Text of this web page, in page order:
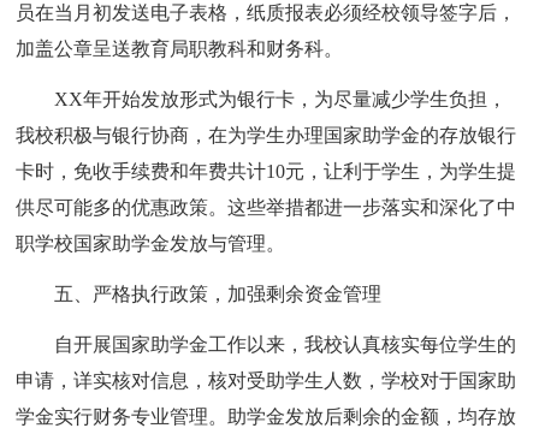
员在当月初发送电子表格，纸质报表必须经校领导签字后，
加盖公章呈送教育局职教科和财务科。
XX年开始发放形式为银行卡，为尽量减少学生负担，
我校积极与银行协商，在为学生办理国家助学金的存放银行
卡时，免收手续费和年费共计10元，让利于学生，为学生提
供尽可能多的优惠政策。这些举措都进一步落实和深化了中
职学校国家助学金发放与管理。
五、严格执行政策，加强剩余资金管理
自开展国家助学金工作以来，我校认真核实每位学生的
申请，详实核对信息，核对受助学生人数，学校对于国家助
学金实行财务专业管理。助学金发放后剩余的金额，均存放